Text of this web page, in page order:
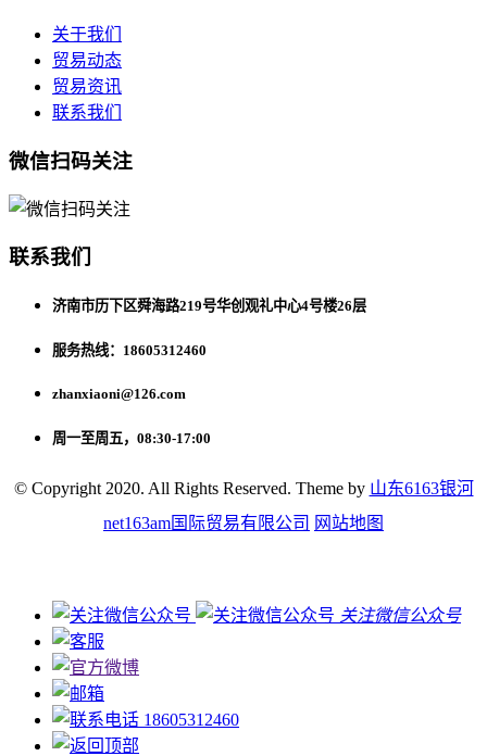
关于我们
贸易动态
贸易资讯
联系我们
微信扫码关注
联系我们
济南市历下区舜海路219号华创观礼中心4号楼26层
服务热线：18605312460
zhanxiaoni@126.com
周一至周五，08:30-17:00
© Copyright 2020. All Rights Reserved. Theme by 山东6163银河
net163am国际贸易有限公司 网站地图
关注微信公众号
18605312460